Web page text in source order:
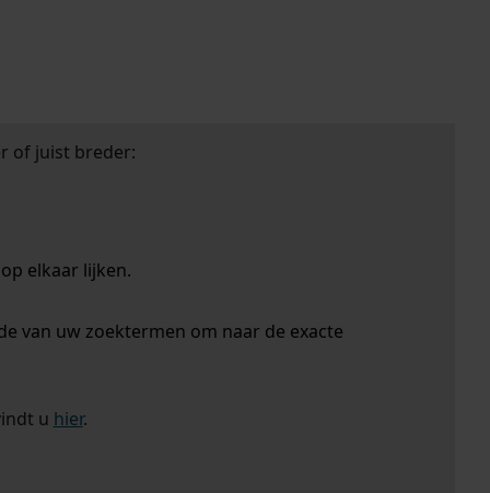
of juist breder:
elkaar lijken.
van uw zoektermen om naar de exacte
u hier.